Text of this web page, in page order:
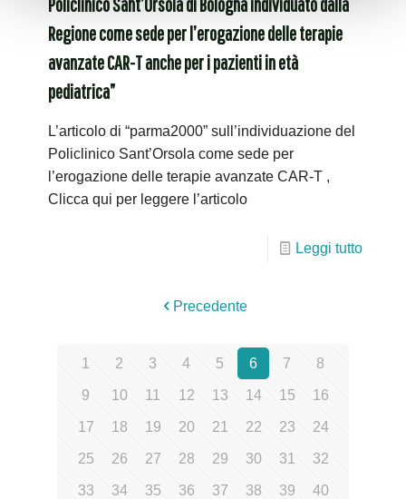
Regione come sede per l’erogazione delle terapie
avanzate CAR-T anche per i pazienti in età
pediatrica”
L’articolo di “parma2000” sull’individuazione del
Policlinico Sant’Orsola come sede per
l’erogazione delle terapie avanzate CAR-T ,
Clicca qui per leggere l’articolo
Leggi tutto
Precedente
1 2 3 4 5 6 7 8
9 10 11 12 13 14 15 16
17 18 19 20 21 22 23 24
25 26 27 28 29 30 31 32
33 34 35 36 37 38 39 40